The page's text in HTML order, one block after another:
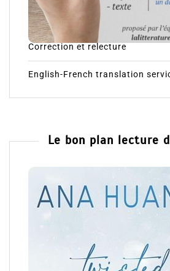
Correction et relecture
English-French translation
Le bon plan lecture